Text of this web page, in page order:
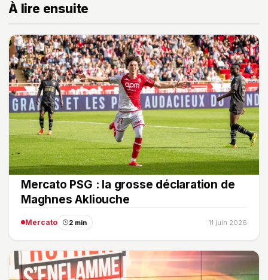
À lire ensuite
Mercato PSG : la grosse déclaration de
Maghnes Akliouche
Mercato 2 min 11 juin 2026